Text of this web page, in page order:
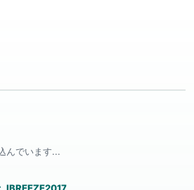
んでいます...